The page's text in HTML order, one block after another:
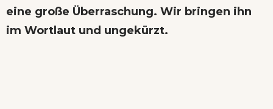
eine große Überraschung. Wir bringen ihn
im Wortlaut und ungekürzt.